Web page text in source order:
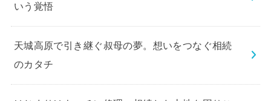
いう覚悟
天城高原で引き継ぐ叔母の夢。想いをつなぐ相続
のカタチ